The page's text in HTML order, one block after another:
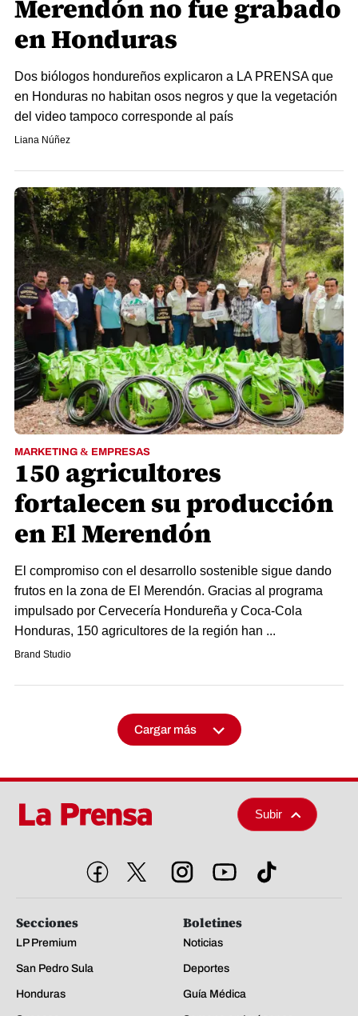
Merendón no fue grabado
en Honduras
Dos biólogos hondureños explicaron a LA PRENSA que
en Honduras no habitan osos negros y que la vegetación
del video tampoco corresponde al país
Liana Núñez
MARKETING & EMPRESAS
150 agricultores
fortalecen su producción
en El Merendón
El compromiso con el desarrollo sostenible sigue dando
frutos en la zona de El Merendón. Gracias al programa
impulsado por Cervecería Hondureña y Coca-Cola
Honduras, 150 agricultores de la región han ...
Brand Studio
Cargar más
Subir
Secciones
LP Premium
San Pedro Sula
Honduras
Boletines
Noticias
Deportes
Guía Médica